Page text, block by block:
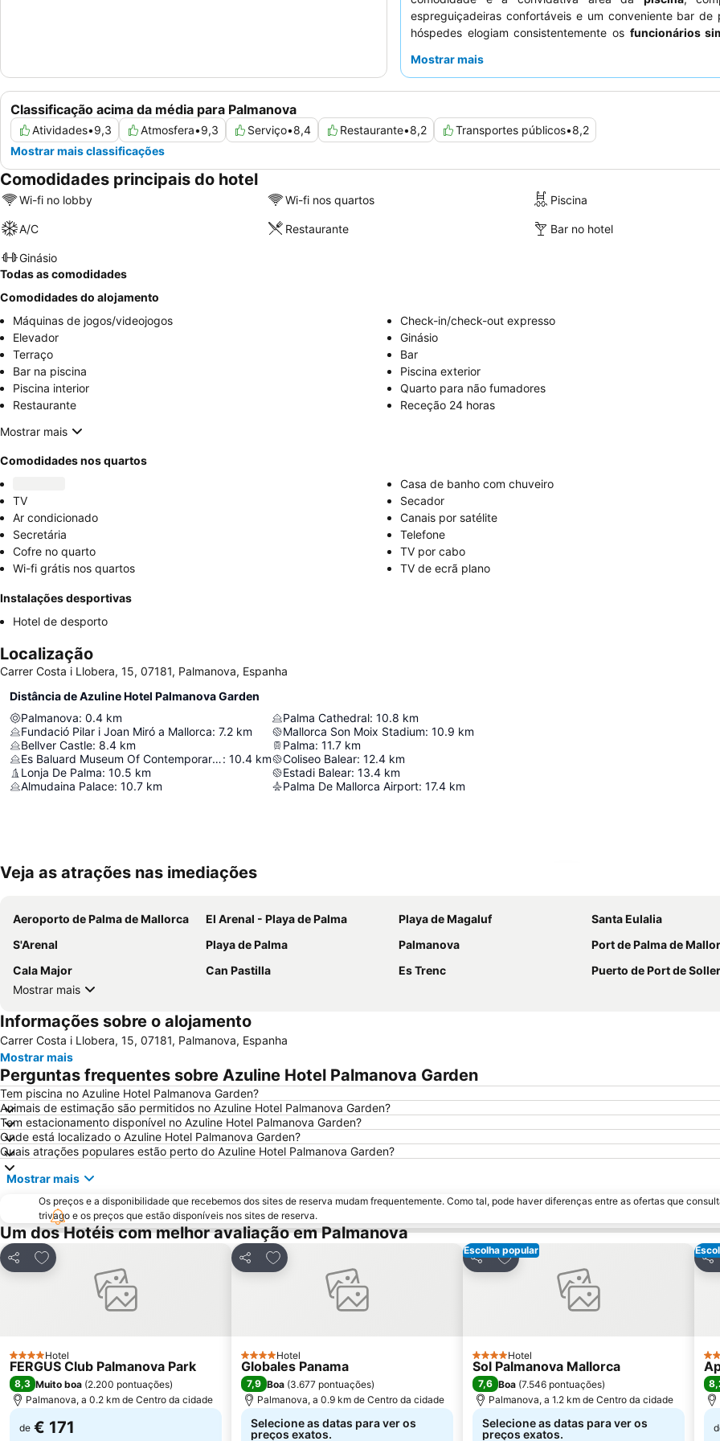
espreguiçadeiras confortáveis e um conveniente bar de
hóspedes elogiam consistentemente os funcionários
qualidade. Para uma estadia mais confortável, considere
Mostrar mais
Classificação acima da média para Palmanova
Atividades•9,3 Atmosfera•9,3 Serviço•8,4 Restaurante•8,2 Transportes públicos•8,2
Mostrar mais classificações
Comodidades principais do hotel
Wi-fi no lobby Wi-fi nos quartos Piscina
A/C Restaurante Bar no hotel
Ginásio
Todas as comodidades
Comodidades do alojamento
Máquinas de jogos/videojogos
Check-in/check-out expresso
Elevador
Ginásio
Terraço
Bar
Bar na piscina
Piscina exterior
Piscina interior
Quarto para não fumadores
Restaurante
Receção 24 horas
Mostrar mais
Comodidades nos quartos
Casa de banho com chuveiro
TV
Secador
Ar condicionado
Canais por satélite
Secretária
Telefone
Cofre no quarto
TV por cabo
Wi-fi grátis nos quartos
TV de ecrã plano
Instalações desportivas
Hotel de desporto
Localização
Carrer Costa i Llobera, 15, 07181, Palmanova, Espanha
Distância de Azuline Hotel Palmanova Garden
Palmanova: 0.4 km
Fundació Pilar i Joan Miró a Mallorca: 7.2 km
Bellver Castle: 8.4 km
Es Baluard Museum Of Contemporary Art Of Palma: 10.4 km
Lonja De Palma: 10.5 km
Almudaina Palace: 10.7 km
Palma Cathedral: 10.8 km
Mallorca Son Moix Stadium: 10.9 km
Palma: 11.7 km
Coliseo Balear: 12.4 km
Estadi Balear: 13.4 km
Palma De Mallorca Airport: 17.4 km
Veja as atrações nas imediações
Aeroporto de Palma de Mallorca El Arenal - Playa de Palma Playa de Magaluf
Santa Eulalia
S'Arenal
Playa de Palma Palmanova
Port de Palma de
Cala Major
Can Pastilla Es Trenc
Puerto de Port de Soller
Mostrar mais
Informações sobre o alojamento
Carrer Costa i Llobera, 15, 07181, Palmanova, Espanha
Mostrar mais
Perguntas frequentes sobre Azuline Hotel Palmanova Garden
Tem piscina no Azuline Hotel Palmanova Garden?
Animais de estimação são permitidos no Azuline Hotel Palmanova Garden?
Tem estacionamento disponível no Azuline Hotel Palmanova Garden?
Onde está localizado o Azuline Hotel Palmanova Garden?
Quais atrações populares estão perto do Azuline Hotel Palmanova Garden?
Mostrar mais
Os preços e a disponibilidade que recebemos dos sites de reserva mudam frequentemente. Como tal, pode haver diferenças entre as ofertas que
trivago e os preços que estão disponíveis nos sites de reserva.
Um dos Hotéis com melhor avaliação em Palmanova
Partilhar
Adicionar aos favoritos
4 Estrelas
Hotel
FERGUS Club Palmanova Park
8,3 Muito boa (2.200 pontuações)
Palmanova, a 0.2 km de Centro da cidade
de € 171
Partilhar
Adicionar aos favoritos
4 Estrelas
Hotel
Globales Panama
7,9 Boa (3.677 pontuações)
Palmanova, a 0.9 km de Centro da cidade
Selecione as datas para ver os
preços exatos.
Escolha popular
Partilhar
Adicionar aos favoritos
4 Estrelas
Hotel
Sol Palmanova Mallorca
7,6 Boa (7.546 pontuações)
Palmanova, a 1.2 km de Centro da cidade
Selecione as datas para ver os
preços exatos.
3